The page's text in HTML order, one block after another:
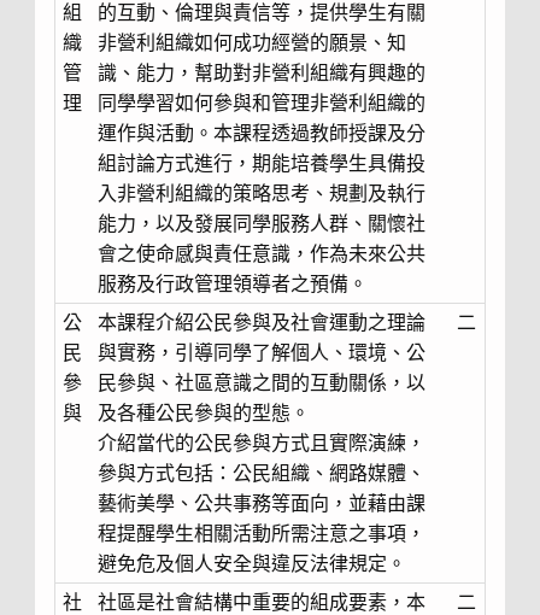
組
織
管
理
的互動、倫理與責信等，提供學生有關
非營利組織如何成功經營的願景、知
識、能力，幫助對非營利組織有興趣的
同學學習如何參與和管理非營利組織的
運作與活動。本課程透過教師授課及分
組討論方式進行，期能培養學生具備投
入非營利組織的策略思考、規劃及執行
能力，以及發展同學服務人群、關懷社
會之使命感與責任意識，作為未來公共
服務及行政管理領導者之預備。
公
民
參
與
本課程介紹公民參與及社會運動之理論
與實務，引導同學了解個人、環境、公
民參與、社區意識之間的互動關係，以
及各種公民參與的型態。
介紹當代的公民參與方式且實際演練，
參與方式包括：公民組織、網路媒體、
藝術美學、公共事務等面向，並藉由課
程提醒學生相關活動所需注意之事項，
避免危及個人安全與違反法律規定。
二
社
社區是社會結構中重要的組成要素，本
二